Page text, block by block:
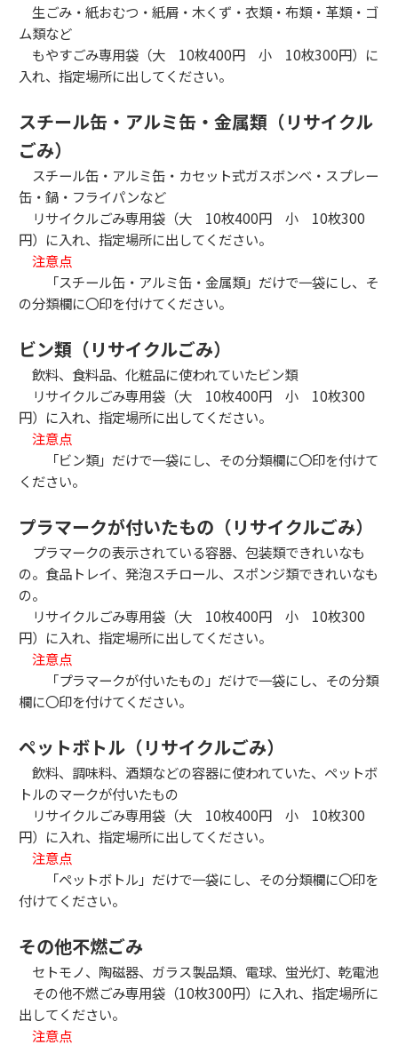
生ごみ・紙おむつ・紙屑・木くず・衣類・布類・革類・ゴ
ム類など
もやすごみ専用袋（大 10枚400円 小 10枚300円）に
入れ、指定場所に出してください。
スチール缶・アルミ缶・金属類（リサイクル
ごみ）
スチール缶・アルミ缶・カセット式ガスボンベ・スプレー
缶・鍋・フライパンなど
リサイクルごみ専用袋（大 10枚400円 小 10枚300
円）に入れ、指定場所に出してください。
注意点
「スチール缶・アルミ缶・金属類」だけで一袋にし、そ
の分類欄に〇印を付けてください。
ビン類（リサイクルごみ）
飲料、食料品、化粧品に使われていたビン類
リサイクルごみ専用袋（大 10枚400円 小 10枚300
円）に入れ、指定場所に出してください。
注意点
「ビン類」だけで一袋にし、その分類欄に〇印を付けて
ください。
プラマークが付いたもの（リサイクルごみ）
プラマークの表示されている容器、包装類できれいなも
の。食品トレイ、発泡スチロール、スポンジ類できれいなも
の。
リサイクルごみ専用袋（大 10枚400円 小 10枚300
円）に入れ、指定場所に出してください。
注意点
「プラマークが付いたもの」だけで一袋にし、その分類
欄に〇印を付けてください。
ペットボトル（リサイクルごみ）
飲料、調味料、酒類などの容器に使われていた、ペットボ
トルのマークが付いたもの
リサイクルごみ専用袋（大 10枚400円 小 10枚300
円）に入れ、指定場所に出してください。
注意点
「ペットボトル」だけで一袋にし、その分類欄に〇印を
付けてください。
その他不燃ごみ
セトモノ、陶磁器、ガラス製品類、電球、蛍光灯、乾電池
その他不燃ごみ専用袋（10枚300円）に入れ、指定場所に
出してください。
注意点